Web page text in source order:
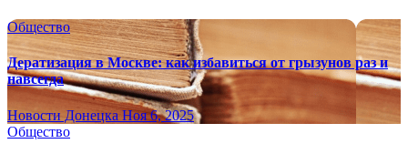
Общество
Дератизация в Москве: как избавиться от грызунов раз и
навсегда
Новости ДонецкаНоя 6, 2025
Общество